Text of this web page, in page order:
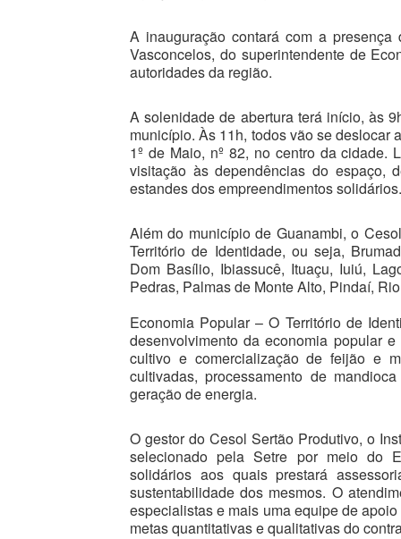
A inauguração contará com a
Vasconcelos, do superintendente de
autoridades da região.
A solenidade de abertura terá início, às
município. Às 11h, todos vão se deslocar
1º de Maio, nº 82, no centro da cidade.
visitação às dependências do espaço,
estandes dos empreendimentos solidários.
Além do município de Guanambi, o
Território de Identidade, ou seja,
Dom Basílio, Ibiassucê, Ituaçu, Iuiú,
Pedras, Palmas de Monte Alto, Pindaí,
Economia Popular – O Território de
desenvolvimento da economia popular
cultivo e comercialização de feijão e
cultivadas, processamento de
geração de energia.
O gestor do Cesol Sertão Produtivo, o
selecionado pela Setre por meio do
solidários aos quais prestará
sustentabilidade dos mesmos. O
especialistas e mais uma equipe de
metas quantitativas e qualitativas do